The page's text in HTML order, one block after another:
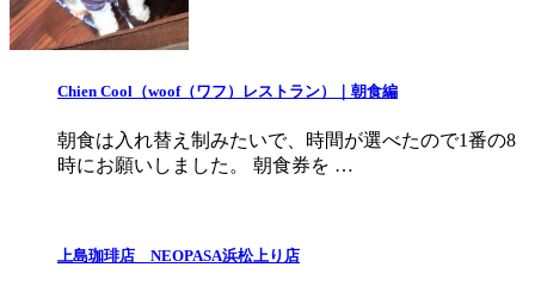
Chien Cool（woof（ワフ）レストラン）｜朝食編
朝食は入れ替え制みたいで、時間が選べたので1番の8
時にお願いしました。 朝食券を …
上島珈琲店 NEOPASA浜松上り店